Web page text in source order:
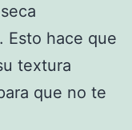
Esto hace que
textura
que no te